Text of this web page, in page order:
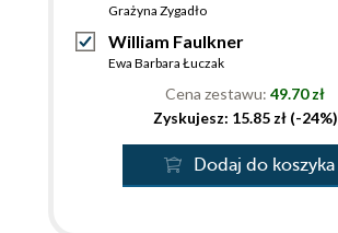
Grażyna Zygadło
William Faulkner
Ewa Barbara Łuczak
Cena zestawu: 49.70 zł
Zyskujesz: 15.85 zł (-24%)
Dodaj do koszyka